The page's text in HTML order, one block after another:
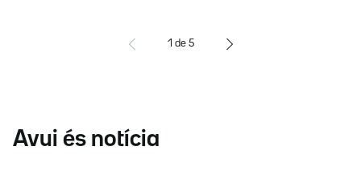
1 de 5
Avui és notícia